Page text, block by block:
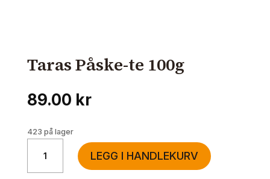
Taras Påske-te 100g
89.00 kr
423 på lager
Påske-
te
LEGG I HANDLEKURV